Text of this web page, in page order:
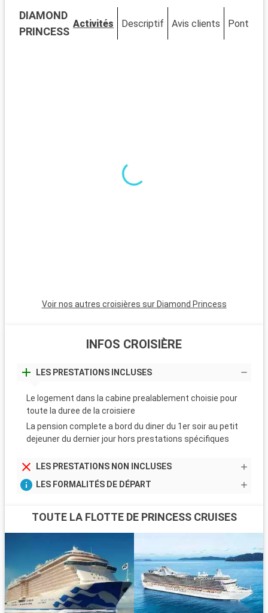
en croisières Yokohama. D'autres préfèreront le shopping
dans les nombreux centres commerciaux qui ponctuent la
ville. Les flâneries dans le quartier chinois sont l'occasion de
DIAMOND
PRINCESS
Activités Descriptif Avis clients Ponts
Voir nos autres croisières sur Diamond Princess
INFOS CROISIÈRE
LES PRESTATIONS INCLUSES
Le logement dans la cabine prealablement choisie pour
toute la duree de la croisiere
La pension complete a bord du diner du 1er soir au petit
dejeuner du dernier jour hors prestations spécifiques
LES PRESTATIONS NON INCLUSES
LES FORMALITÉS DE DÉPART
TOUTE LA FLOTTE DE PRINCESS CRUISES